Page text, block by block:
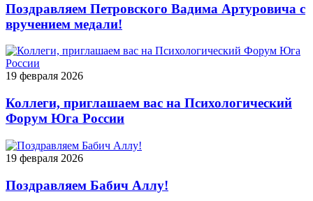
Поздравляем Петровского Вадима Артуровича с
вручением медали!
19 февраля 2026
Коллеги, приглашаем вас на Психологический
Форум Юга России
19 февраля 2026
Поздравляем Бабич Аллу!